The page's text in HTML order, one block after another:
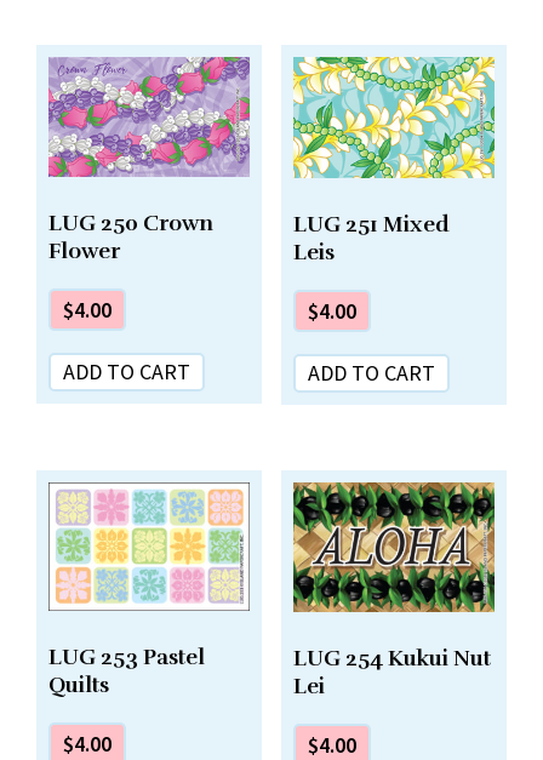
LUG 250 Crown
Flower
$4.00
ADD TO CART
LUG 251 Mixed
Leis
$4.00
ADD TO CART
LUG 253 Pastel
Quilts
$4.00
LUG 254 Kukui Nut
Lei
$4.00